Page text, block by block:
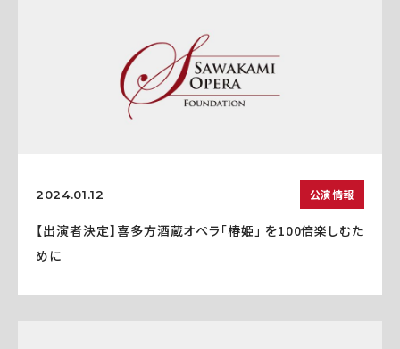
2024.01.12 公演情報
【出演者決定】喜多方酒蔵オペラ「椿姫」 を100倍楽しむた
めに